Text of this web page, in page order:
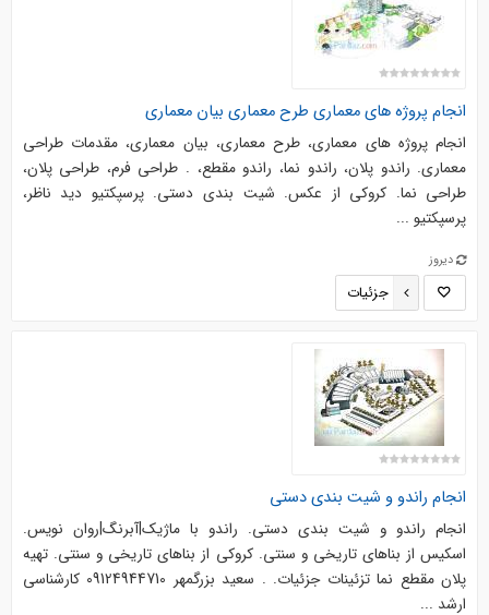
انجام پروژه های معماری طرح معماری بیان معماری
انجام پروژه های معماری، طرح معماری، بیان معماری، مقدمات طراحی
معماری. راندو پلان، راندو نما، راندو مقطع، . طراحی فرم، طراحی پلان،
طراحی نما. کروکی از عکس. شیت بندی دستی. پرسپکتیو دید ناظر،
پرسپکتیو ...
دیروز
جزئیات
انجام راندو و شیت بندی دستی
انجام راندو و شیت بندی دستی. راندو با ماژیک|آبرنگ|روان نویس.
اسکیس از بناهای تاریخی و سنتی. کروکی از بناهای تاریخی و سنتی. تهیه
پلان مقطع نما تزئینات جزئیات. . سعید بزرگمهر 09124944710 کارشناسی
ارشد ...